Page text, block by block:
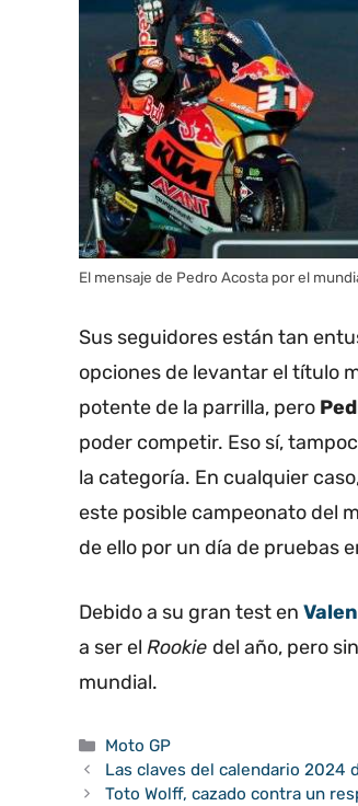
El mensaje de Pedro Acosta por el
Sus seguidores están tan
opciones de levantar el título
potente de la parrilla, pero
poder competir. Eso sí,
la categoría. En cualquier
este posible campeonato del
de ello por un día de pruebas
Debido a su gran test en
a ser el Rookie del año, pero
mundial.
Categorías
Moto GP
Las claves del calendario 2024
Toto Wolff, cazado contra un